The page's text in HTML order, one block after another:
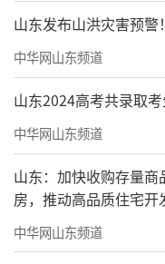
山东发布山洪灾害预
中华网山东频道
山东2024高考共录取
中华网山东频道
山东：加快收购存量
房，推动高品质住宅开
中华网山东频道